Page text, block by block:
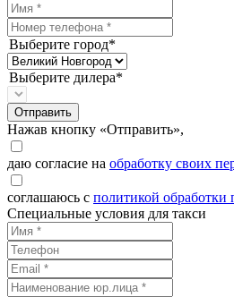
Выберите город*
Выберите дилера*
Отправить
Нажав кнопку «Отправить»,
даю согласие на обработку своих
соглашаюсь с политикой
Специальные условия для такси